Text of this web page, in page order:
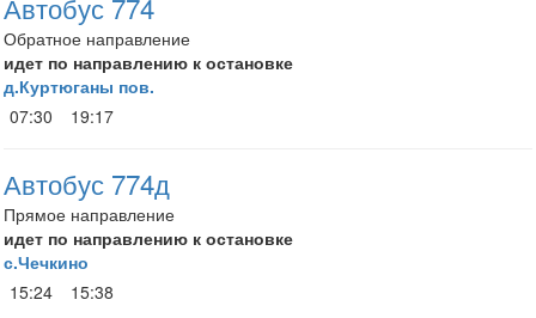
Обратное направление
идет по направлению к остановке
д.Куртюганы пов.
07:30
19:17
Автобус 774д
Прямое направление
идет по направлению к остановке
с.Чечкино
15:24
15:38